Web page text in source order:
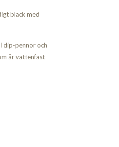
bläck med
dip-pennor och
är vattenfast